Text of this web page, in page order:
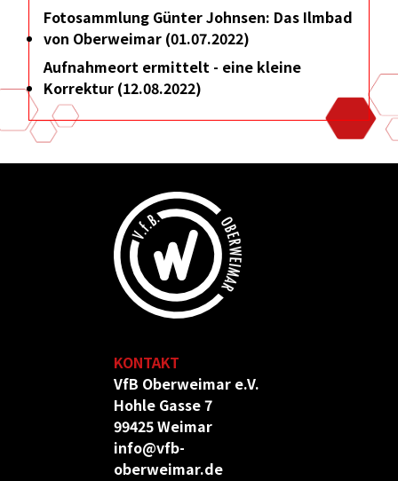
Fotosammlung Günter Johnsen: Das Ilmbad
von Oberweimar (01.07.2022)
Aufnahmeort ermittelt - eine kleine
Korrektur (12.08.2022)
KONTAKT
VfB Oberweimar e.V.
Hohle Gasse 7
99425 Weimar
info@vfb-
oberweimar.de